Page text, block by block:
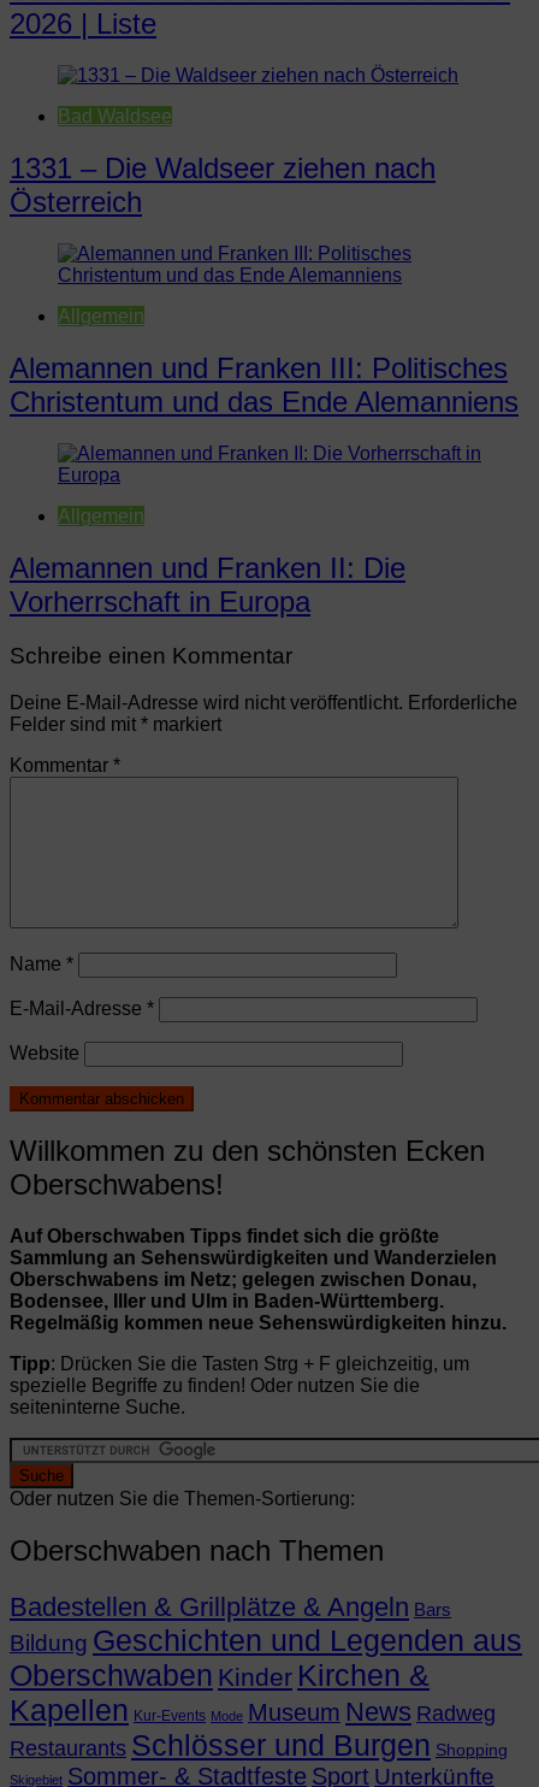
2026 | Liste
Bad Waldsee
1331 – Die Waldseer ziehen nach
Österreich
Allgemein
Alemannen und Franken III: Politisches
Christentum und das Ende Alemanniens
Allgemein
Alemannen und Franken II: Die
Vorherrschaft in Europa
Schreibe einen Kommentar
Deine E-Mail-Adresse wird nicht veröffentlicht. Erforderliche
Felder sind mit * markiert
Kommentar *
Name *
E-Mail-Adresse *
Website
Willkommen zu den schönsten Ecken
Oberschwabens!
Auf Oberschwaben Tipps findet sich die größte
Sammlung an Sehenswürdigkeiten und Wanderzielen
Oberschwabens im Netz; gelegen zwischen Donau,
Bodensee, Iller und Ulm in Baden-Württemberg.
Regelmäßig kommen neue Sehenswürdigkeiten hinzu.
Tipp: Drücken Sie die Tasten Strg + F gleichzeitig, um
spezielle Begriffe zu finden! Oder nutzen Sie die
seiteninterne Suche.
Oder nutzen Sie die Themen-Sortierung:
Oberschwaben nach Themen
Badestellen & Grillplätze & Angeln Bars
Bildung Geschichten und Legenden aus
Oberschwaben Kinder Kirchen &
Kapellen Kur-Events Mode Museum News Radweg
Restaurants Schlösser und Burgen Shopping
Skigebiet Sommer- & Stadtfeste Sport Unterkünfte